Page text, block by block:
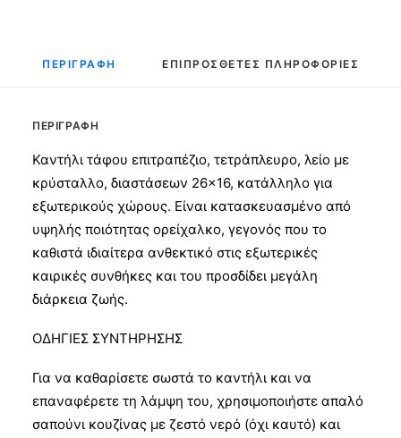
ΠΕΡΙΓΡΑΦΉ ΕΠΙΠΡΌΣΘΕΤΕΣ ΠΛΗΡΟΦΟΡΊΕΣ
ΠΕΡΙΓΡΑΦΉ
Καντήλι τάφου επιτραπέζιο, τετράπλευρο, λείο με
κρύσταλλο, διαστάσεων 26×16, κατάλληλο για
εξωτερικούς χώρους. Είναι κατασκευασμένο από
υψηλής ποιότητας ορείχαλκο, γεγονός που το
καθιστά ιδιαίτερα ανθεκτικό στις εξωτερικές
καιρικές συνθήκες και του προσδίδει μεγάλη
διάρκεια ζωής.
ΟΔΗΓΙΕΣ ΣΥΝΤΗΡΗΣΗΣ
Για να καθαρίσετε σωστά το καντήλι και να
επαναφέρετε τη λάμψη του, χρησιμοποιήστε απαλό
σαπούνι κουζίνας με ζεστό νερό (όχι καυτό) και